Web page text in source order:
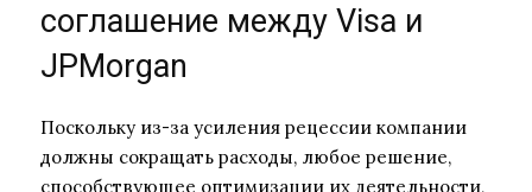
соглашение между Visa и
JPMorgan
Поскольку из-за усиления рецессии компании
должны сокращать расходы, любое решение,
способствующее оптимизации их деятельности,